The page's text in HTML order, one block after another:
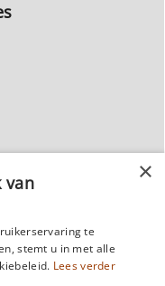
van
te
stemt u in met alle
Lees verder